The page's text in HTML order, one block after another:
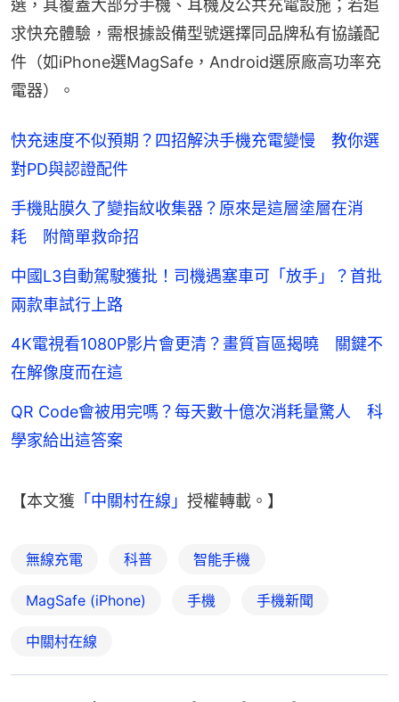
選，其覆蓋大部分手機、耳機及公共充電設施；若追
求快充體驗，需根據設備型號選擇同品牌私有協議配
件（如iPhone選MagSafe，Android選原廠高功率充
電器）。
快充速度不似預期？四招解決手機充電變慢 教你選
對PD與認證配件
手機貼膜久了變指紋收集器？原來是這層塗層在消
耗 附簡單救命招
中國L3自動駕駛獲批！司機遇塞車可「放手」？首批
兩款車試行上路
4K電視看1080P影片會更清？畫質盲區揭曉 關鍵不
在解像度而在這
QR Code會被用完嗎？每天數十億次消耗量驚人 科
學家給出這答案
【本文獲 「中關村在線」 授權轉載。】
無線充電 科普 智能手機
MagSafe (iPhone) 手機 手機新聞
中關村在線